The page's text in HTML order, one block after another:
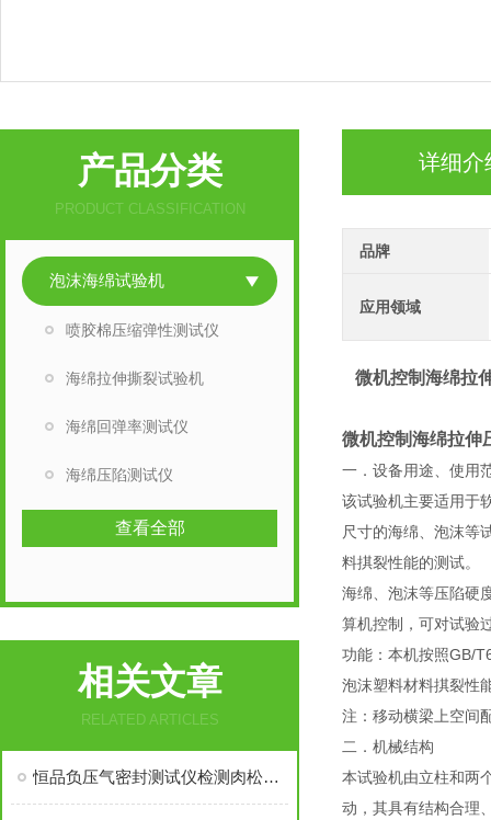
详细介
品牌
应用领域
微机控制海绵拉
微机控制海绵拉伸
一．设备用途、使用
该试验机主要适用于
尺寸的海绵、泡沫等
料掑裂性能的测试。
海绵、泡沫等压陷硬
算机控制，可对试验
功能：本机按照GB/
泡沫塑料材料掑裂性
注：移动横梁上空间
二．机械结构
本试验机由立柱和两
动，其具有结构合理
产品分类
PRODUCT CLASSIFICATION
泡沫海绵试验机
喷胶棉压缩弹性测试仪
海绵拉伸撕裂试验机
海绵回弹率测试仪
海绵压陷测试仪
查看全部
相关文章
RELATED ARTICLES
恒品负压气密封测试仪检测肉松塑料包装的密封性能